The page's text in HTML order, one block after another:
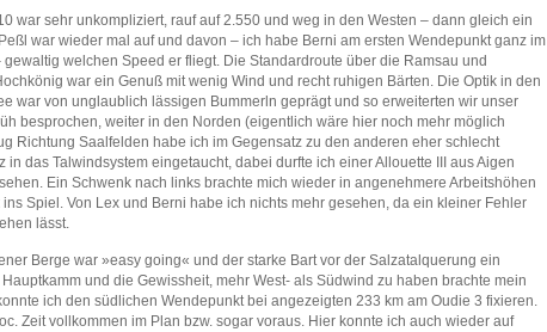
war sehr unkompliziert, rauf auf 2.550 und weg in den Westen – dann gleich ein
war wieder mal auf und davon – ich habe Berni am ersten Wendepunkt ganz im
welchen Speed er fliegt. Die Standardroute über die Ramsau und
war ein Genuß mit wenig Wind und recht ruhigen Bärten. Die Optik in den
war von unglaublich lässigen Bummerln geprägt und so erweiterten wir unser
besprochen, weiter in den Norden (eigentlich wäre hier noch mehr möglich
Richtung Saalfelden habe ich im Gegensatz zu den anderen eher schlecht
in das Talwindsystem eingetaucht, dabei durfte ich einer Allouette III aus Aigen
Ein Schwenk nach links brachte mich wieder in angenehmere Arbeitshöhen
Spiel. Von Lex und Berni habe ich nichts mehr gesehen, da ein kleiner Fehler
lässt.
Berge war »easy going« und der starke Bart vor der Salzatalquerung ein
und die Gewissheit, mehr West- als Südwind zu haben brachte mein
ich den südlichen Wendepunkt bei angezeigten 233 km am Oudie 3 fixieren.
Zeit vollkommen im Plan bzw. sogar voraus. Hier konnte ich auch wieder auf